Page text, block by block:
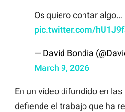
Os quiero contar algo…
pic.twitter.com/
— David Bondia
March 9, 2026
En un vídeo difundido en las
defiende el trabajo que ha